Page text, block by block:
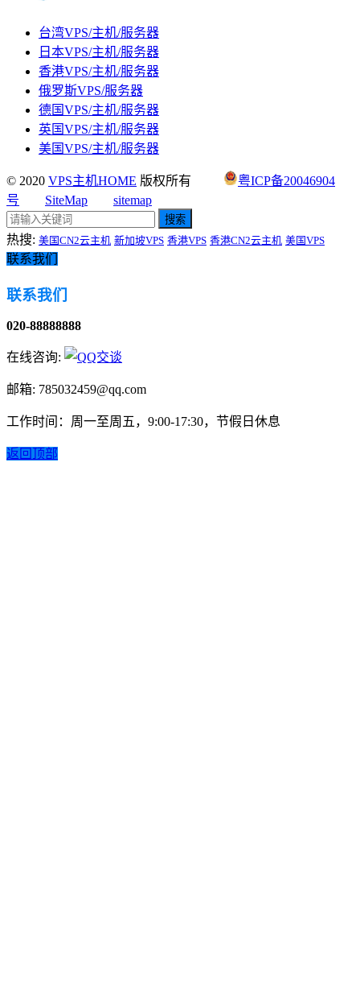
台湾VPS/主机/服务器
日本VPS/主机/服务器
香港VPS/主机/服务器
俄罗斯VPS/服务器
德国VPS/主机/服务器
英国VPS/主机/服务器
美国VPS/主机/服务器
© 2020 VPS主机HOME 版权所有
粤ICP备20046904
号
SiteMap sitemap
搜索
热搜: 美国CN2云主机 新加坡VPS 香港VPS 香港CN2云主机 美国VPS
联系我们
联系我们
020-88888888
在线咨询:
邮箱: 785032459@qq.com
工作时间：周一至周五，9:00-17:30，节假日休息
返回顶部